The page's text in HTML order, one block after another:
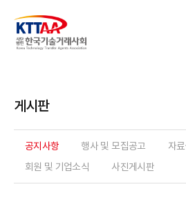
게시판
공지사항 행사 및 모집공고 자
회원 및 기업소식
사진게시판